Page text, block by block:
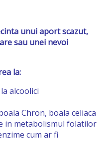
unui aport scazut,
sau unei nevoi
la:
alcoolici
Chron, boala celiaca
in metabolismul folatilor
cum ar fi